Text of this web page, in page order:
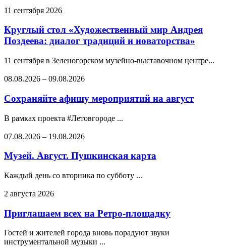
11 сентября 2026
Круглый стол «Художественный мир Андрея
Поздеева: диалог традиций и новаторства»
11 сентября в Зеленогорском музейно-выставочном центре...
08.08.2026 – 09.08.2026
Сохраняйте афишу мероприятий на август
В рамках проекта #Летовгороде ...
07.08.2026 – 19.08.2026
Музей. Август. Пушкинская карта
Каждый день со вторника по субботу ...
2 августа 2026
Приглашаем всех на Ретро-площадку
Гостей и жителей города вновь порадуют звуки
инструментальной музыки ...